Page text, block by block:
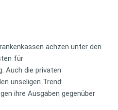
ächzen unter den
für
Auch die privaten
unseligen Trend:
ihre Ausgaben gegenüber